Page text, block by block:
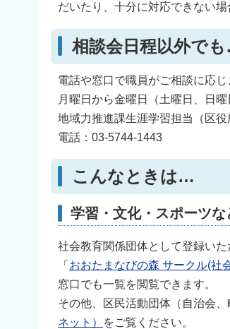
だいたり、十分に対応できない場
相談会日程以外で
電話や窓口で職員がご相談に応じ
月曜日から金曜日（土曜日、日
地域力推進課生涯学習担当（区役
電話：03-5744-1443
こんなときは…
学習・文化・スポーツ
社会教育関係団体として登録い
「 おおたまなびの森 サークル(社
窓口でも一覧を閲覧できます。
その他、区民活動団体（自治会
ネット）
をご覧ください。